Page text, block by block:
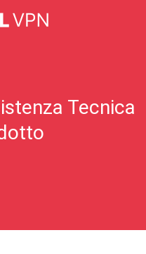
Tecnica